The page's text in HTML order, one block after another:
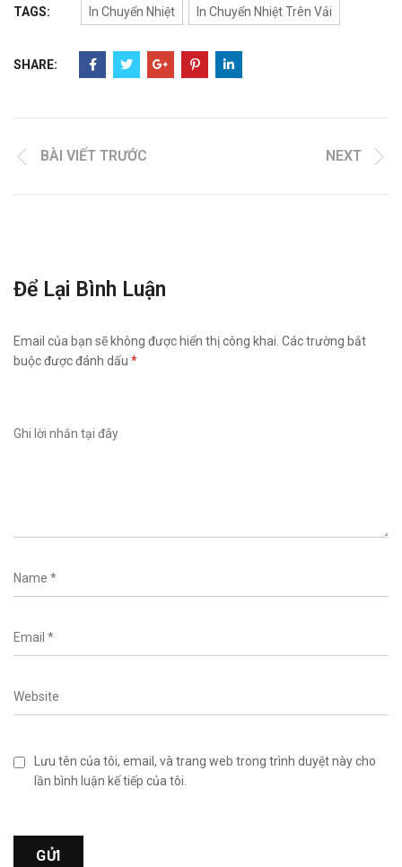
TAGS: In Chuyển Nhiệt In Chuyển Nhiệt Trên Vải
SHARE:
BÀI VIẾT TRƯỚC NEXT
Để Lại Bình Luận
Email của bạn sẽ không được hiển thị công khai. Các trường bắt
buộc được đánh dấu *
Lưu tên của tôi, email, và trang web trong trình duyệt này cho
lần bình luận kế tiếp của tôi.